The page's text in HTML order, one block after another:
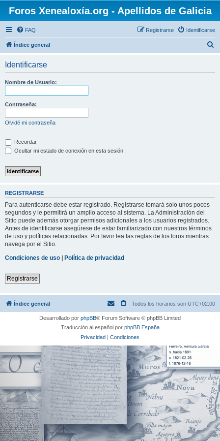
Foros Xenealoxía.org - Apellidos de Galicia
FAQ Identificarse
Registrarse
Índice general
Identificarse
Nombre de Usuario:
Contraseña:
Olvidé mi contraseña
Recordar
Ocultar mi estado de conexión en esta sesión
REGISTRARSE
Para autenticarse debe estar registrado. Registrarse tomará solo unos pocos
segundos y le permitirá un amplio acceso al sistema. La Administración del
Sitio puede además otorgar permisos adicionales a los usuarios registrados.
Antes de identificarse asegúrese de estar familiarizado con nuestros términos
de uso y políticas relacionadas. Por favor lea las reglas de los foros mientras
navega por el Sitio.
Condiciones de uso | Política de privacidad
Registrarse
Índice general Todos los horarios son UTC+02:00
Desarrollado por phpBB® Forum Software © phpBB Limited
Traducción al español por phpBB España
Privacidad | Condiciones